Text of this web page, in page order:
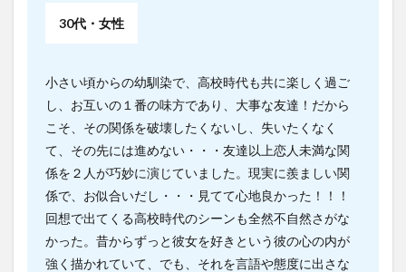
30代・女性
小さい頃からの幼馴染で、高校時代も共に楽しく過ご
し、お互いの１番の味方であり、大事な友達！だから
こそ、その関係を破壊したくないし、失いたくなく
て、その先には進めない・・・友達以上恋人未満な関
係を２人が巧妙に演じていました。現実に羨ましい関
係で、お似合いだし・・・見てて心地良かった！！！
回想で出てくる高校時代のシーンも全然不自然さがな
かった。昔からずっと彼女を好きという彼の心の内が
強く描かれていて、でも、それを言語や態度に出さな